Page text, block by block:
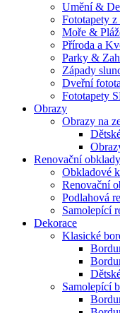
Umění &
Fototapety z
Moře &
Příroda a
Parky &
Západy
Dveřní
Fototapety
Obrazy
Obrazy na
Renovační
Obkladové
Renovační
Podlahová
Samolepící
Dekorace
Klasické
Samolepící